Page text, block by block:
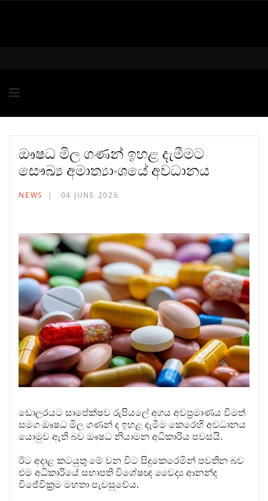
ඖෂධ මිල ගණන් ඉහළ දැමීමට
සෞඛ්‍ය අමාත්‍යාංශයේ අවධානය
NEWS 04 JUNE 2026
ඩොලරයට සාපේක්ෂව රුපියලේ අගය අවප්‍රමාණය වීමත්
සමග ඖෂධ මිල ගණන් ද ඉහළ දැමීම කෙරෙහි අවධානය
යොමුව ඇති බව ඖෂධ නියාමන අධිකාරිය පවසයි.
ඊට අදාළ කටයුතු මේ වන විට සිදුකෙරෙමින් පවතින බව
එම අධිකාරියේ සභාපති විශේෂඥ වෛද්‍ය ආනන්ද
විජේවික්‍රම මහතා පැවසුවේය.